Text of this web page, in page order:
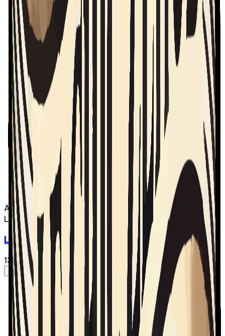
Audio
Le Chic-Zénob
Le Chic-Zénob - Épisode 08 | Feu Futur Moi
13 mars 2025 42:28